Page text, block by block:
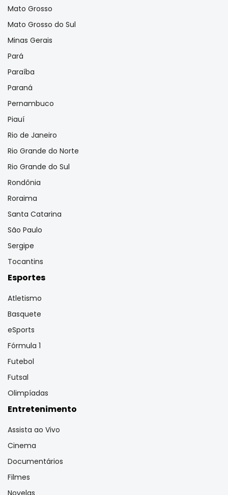
Mato Grosso
Mato Grosso do Sul
Minas Gerais
Pará
Paraíba
Paraná
Pernambuco
Piauí
Rio de Janeiro
Rio Grande do Norte
Rio Grande do Sul
Rondônia
Roraima
Santa Catarina
São Paulo
Sergipe
Tocantins
Esportes
Atletismo
Basquete
eSports
Fórmula 1
Futebol
Futsal
Olimpíadas
Entretenimento
Assista ao Vivo
Cinema
Documentários
Filmes
Novelas